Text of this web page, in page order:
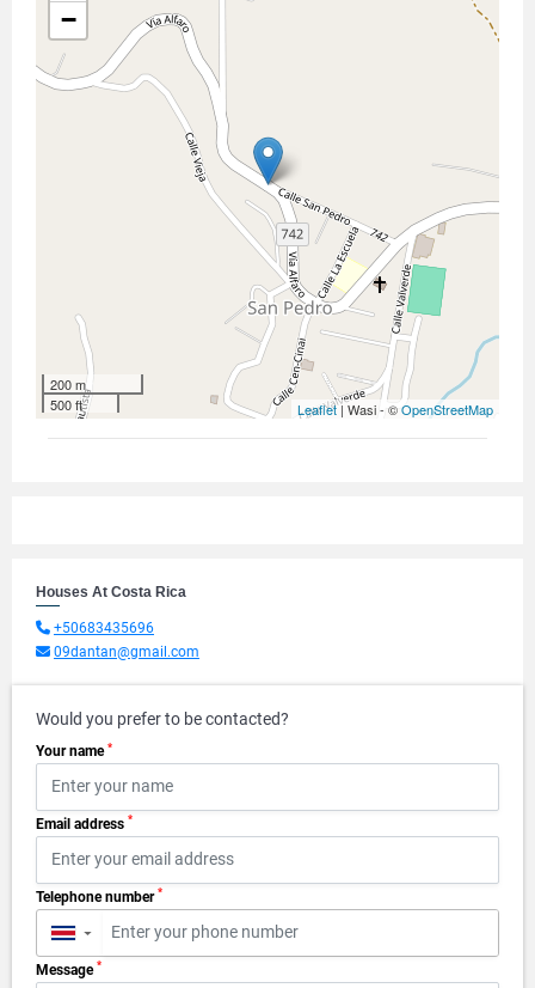
−
200 m
500 ft
Leaflet| Wasi - ©OpenStreetMap
Houses At Costa Rica
+50683435696
09dantan@gmail.com
Would you prefer to be contacted?
Your name *
Email address *
Telephone number *
▼
Message *